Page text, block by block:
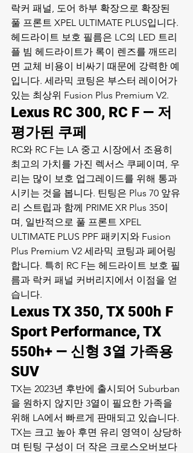
락커 패널, 도어 하부 확장으로 확장된
풀 프론트 XPEL ULTIMATE PLUS입니다.
헤드라이트 보호 필름은 LC의 LED 트리
플 빔 헤드라이트가 록이 렌즈를 깨뜨리
면 교체 비용이 비싸기 때문에 강력한 예
입니다. 세라믹 코팅은 부스터 레이어가
있는 최상위 Fusion Plus Premium V2.
Lexus RC 300, RC F — 저
평가된 쿠페
RC와 RC F는 LA 중고 시장에서 조용히
최고의 가치를 가진 렉서스 쿠페이며, 우
리는 많이 보호 업그레이드를 위해 통과
시키는 것을 봅니다. 틴팅은 Plus 70 앞유
리 스트립과 함께 PRIME XR Plus 35이
며, 일반적으로 풀 프론트 XPEL
ULTIMATE PLUS PPF 패키지와 Fusion
Plus Premium V2 세라믹 코팅과 페어링
합니다. 특히 RC F는 헤드라이트 보호 필
름과 락커 패널 커버리지에서 이점을 얻
습니다.
Lexus TX 350, TX 500h F
Sport Performance, TX
550h+ — 신형 3열 가족용
SUV
TX는 2023년 후반에 출시되어 Suburban
을 원하지 않지만 3열이 필요한 가족을
위해 LA에서 빠르게 판매되고 있습니다.
TX는 크고 높아 후면 유리 영역이 상당하
며 틴팅 구성이 더 작은 크로스오버보다